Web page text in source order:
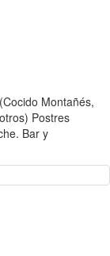
Montañés,
Postres
Bar y